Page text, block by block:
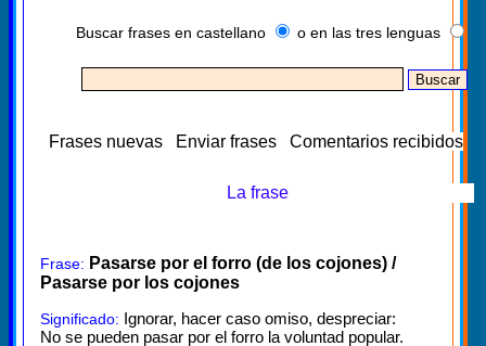
Buscar frases en castellano o en las tres lenguas
Frases nuevas Enviar frases Comentarios recibidos
La frase
Frase: Pasarse por el forro (de los cojones) /
Pasarse por los cojones
Significado: Ignorar, hacer caso omiso, despreciar:
No se pueden pasar por el forro la voluntad popular.